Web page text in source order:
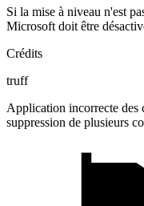
Si la mise à niveau n'est
Microsoft doit être
Crédits
truff
Application incorrecte des
suppression de plusieurs